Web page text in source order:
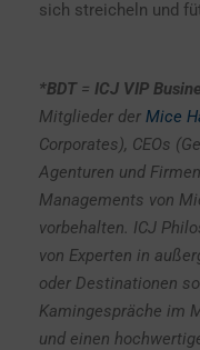
sich streicheln und
*BDT= ICJ VIP
Mitglieder der Mice
Corporates), CEOs
Agenturen und
Managements von
vorbehalten. ICJ
von Experten in
oder Destinationen
Kamingespräche im
und einen